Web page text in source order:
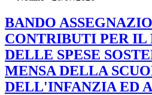
BANDO
CONTRIBUTI PER IL
DELLE SPESE
MENSA DELLA
DELL'INFANZIA ED